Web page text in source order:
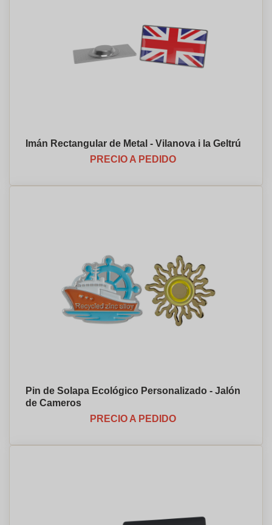
Imán Rectangular de Metal - Vilanova i la Geltrú
PRECIO A PEDIDO
Pin de Solapa Ecológico Personalizado - Jalón
de Cameros
PRECIO A PEDIDO